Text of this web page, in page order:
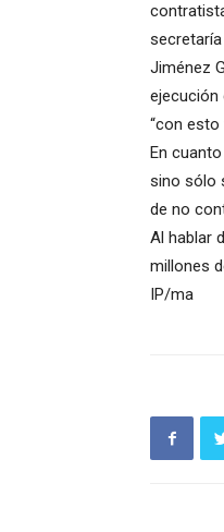
Jiménez
ejecución
“con
En
sino sólo
de no
Al hablar
millones
IP/ma